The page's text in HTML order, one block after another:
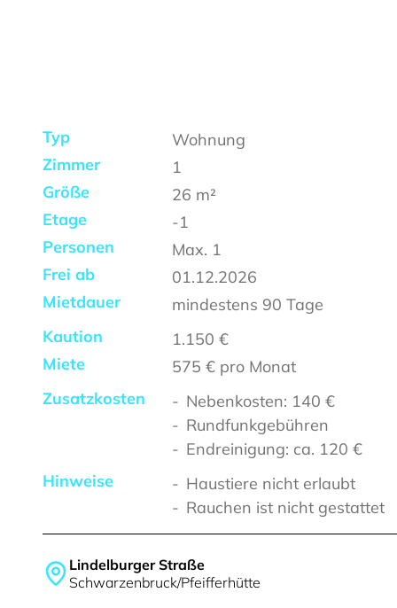
Lindelburger Straße
Schwarzenbruck/Pfeifferhütte
Typ
Wohnung
Zimmer
1
Größe
26 m²
Etage
-1
Personen
Max. 1
Frei ab
01.12.2026
Mietdauer
mindestens 90 Tage
Kaution
1.150 €
Miete
575 € pro Monat
Zusatzkosten
Nebenkosten: 140 €
Rundfunkgebühren
Endreinigung: ca. 120 €
Hinweise
Haustiere nicht erlaubt
Rauchen ist nicht gestattet